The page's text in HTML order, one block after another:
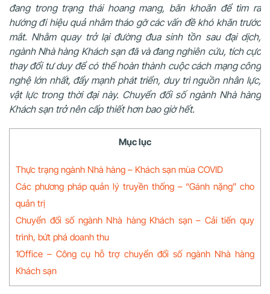
đang trong trạng thái hoang mang, băn khoăn để tìm ra
hướng đi hiệu quả nhằm tháo gỡ các vấn đề khó khăn trước
mắt. Nhằm quay trở lại đường đua sinh tồn sau đại dịch,
ngành Nhà hàng Khách sạn đã và đang nghiên cứu, tích cực
thay đổi tư duy để có thể hoàn thành cuộc cách mạng công
nghệ lớn nhất, đẩy mạnh phát triển, duy trì nguồn nhân lực,
vật lực trong thời đại này. Chuyển đổi số ngành Nhà hàng
Khách sạn trở nên cấp thiết hơn bao giờ hết.
Mục lục
Thực trạng ngành Nhà hàng – Khách sạn mùa COVID
Các phương pháp quản lý truyền thống – “Gánh nặng” cho
quản trị
Chuyển đổi số ngành Nhà hàng Khách sạn – Cải tiến quy
trình, bứt phá doanh thu
1Office – Công cụ hỗ trợ chuyển đổi số ngành Nhà hàng
Khách sạn